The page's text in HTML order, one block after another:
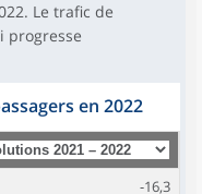
Le trafic de
progresse
en 2022
-16,3